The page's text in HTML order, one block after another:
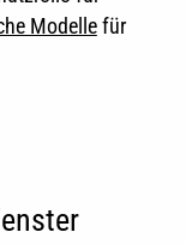
Modellefür